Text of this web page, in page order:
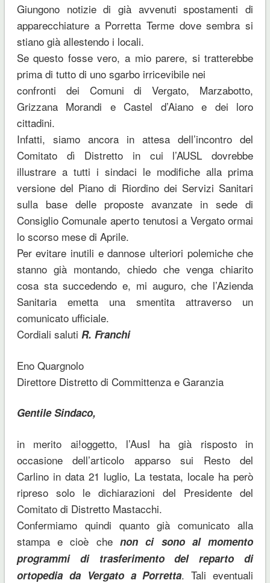
Giungono notizie di già avvenuti spostamenti di
apparecchiature a Porretta Terme dove sembra si
stiano già allestendo i locali.
Se questo fosse vero, a mio parere, si tratterebbe
prima di tutto di uno sgarbo irricevibile nei
confronti dei Comuni di Vergato, Marzabotto,
Grizzana Morandi e Castel d’Aiano e dei loro
cittadini.
Infatti, siamo ancora in attesa dell’incontro del
Comitato dì Distretto in cui l’AUSL dovrebbe
illustrare a tutti i sindaci le modifiche alla prima
versione del Piano di Riordino dei Servizi Sanitari
sulla base delle proposte avanzate in sede di
Consiglio Comunale aperto tenutosi a Vergato ormai
lo scorso mese di Aprile.
Per evitare inutili e dannose ulteriori polemiche che
stanno già montando, chiedo che venga chiarito
cosa sta succedendo e, mi auguro, che l’Azienda
Sanitaria emetta una smentita attraverso un
comunicato ufficiale.
Cordiali saluti R. Franchi
Eno Quargnolo
Direttore Distretto di Committenza e Garanzia
Gentile Sindaco,
in merito ai!oggetto, l’Ausl ha già risposto in
occasione dell’articolo apparso sui Resto del
Carlino in data 21 luglio, La testata, locale ha però
ripreso solo le dichiarazioni del Presidente del
Comitato di Distretto Mastacchi.
Confermiamo quindi quanto già comunicato alla
stampa e cioè che non ci sono al momento
programmi di trasferimento del reparto di
ortopedia da Vergato a Porretta. Tali eventuali